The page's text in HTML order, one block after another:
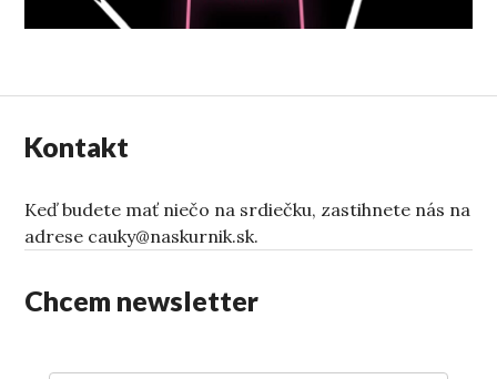
Kontakt
Keď budete mať niečo na srdiečku, zastihnete nás na
adrese cauky@naskurnik.sk.
Chcem newsletter